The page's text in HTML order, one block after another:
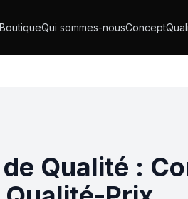
BoutiqueQui sommes-nousConcept
Qualité :